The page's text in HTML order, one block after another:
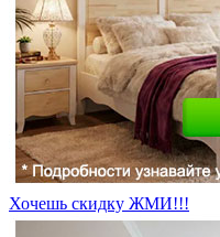
Хочешь скидку ЖМИ!!!